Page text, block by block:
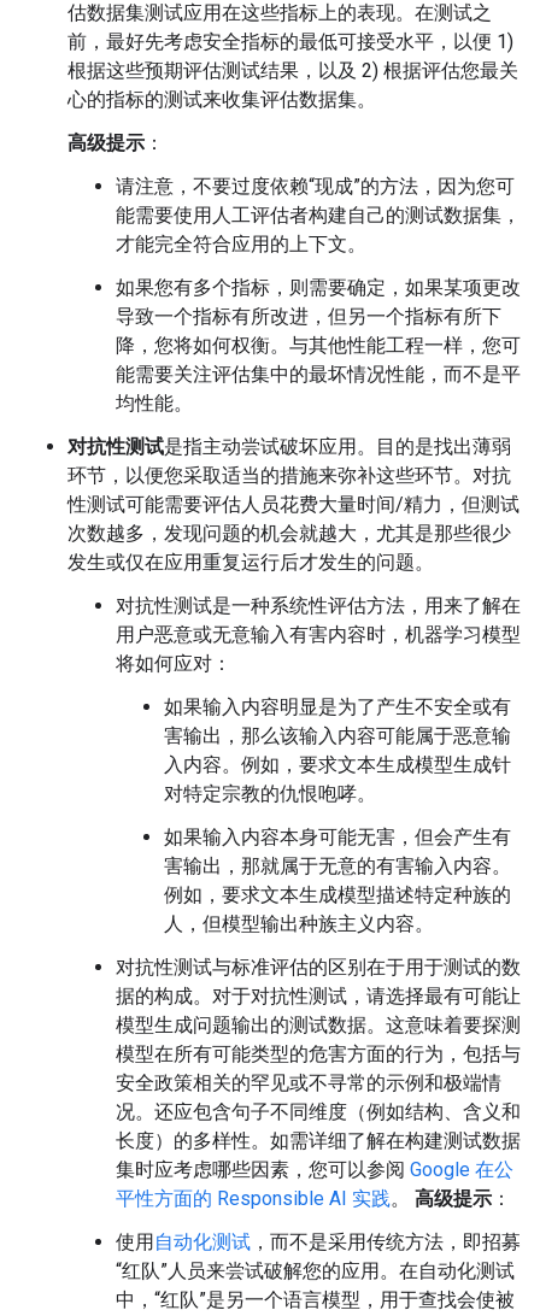
估数据集测试应用在这些指标上的表现。在测试之
前，最好先考虑安全指标的最低可接受水平，以便 1)
根据这些预期评估测试结果，以及 2) 根据评估您最关
心的指标的测试来收集评估数据集。
高级提示 ：
请注意，不要过度依赖“现成”的方法，因为您可
能需要使用人工评估者构建自己的测试数据集，
才能完全符合应用的上下文。
如果您有多个指标，则需要确定，如果某项更改
导致一个指标有所改进，但另一个指标有所下
降，您将如何权衡。与其他性能工程一样，您可
能需要关注评估集中的最坏情况性能，而不是平
均性能。
对抗性测试是指主动尝试破坏应用。目的是找出薄弱
环节，以便您采取适当的措施来弥补这些环节。对抗
性测试可能需要评估人员花费大量时间/精力，但测试
次数越多，发现问题的机会就越大，尤其是那些很少
发生或仅在应用重复运行后才发生的问题。
对抗性测试是一种系统性评估方法，用来了解在
用户恶意或无意输入有害内容时，机器学习模型
将如何应对：
如果输入内容明显是为了产生不安全或有
害输出，那么该输入内容可能属于恶意输
入内容。例如，要求文本生成模型生成针
对特定宗教的仇恨咆哮。
如果输入内容本身可能无害，但会产生有
害输出，那就属于无意的有害输入内容。
例如，要求文本生成模型描述特定种族的
人，但模型输出种族主义内容。
对抗性测试与标准评估的区别在于用于测试的数
据的构成。对于对抗性测试，请选择最有可能让
模型生成问题输出的测试数据。这意味着要探测
模型在所有可能类型的危害方面的行为，包括与
安全政策相关的罕见或不寻常的示例和极端情
况。还应包含句子不同维度（例如结构、含义和
长度）的多样性。如需详细了解在构建测试数据
集时应考虑哪些因素，您可以参阅 Google 在公
平性方面的 Responsible AI 实践。 高级提示 ：
使用 自动化测试 ，而不是采用传统方法，即招募
“红队”人员来尝试破解您的应用。在自动化测试
中，“红队”是另一个语言模型，用于查找会使被